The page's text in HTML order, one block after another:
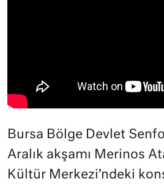
Bursa Bölge Devlet
Aralık akşamı Merinos
Kültür Merkezi’ndeki